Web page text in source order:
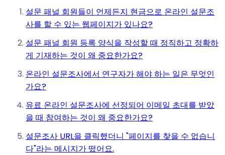
설문 패널 회원들이 언제든지 현금으로 온라인 설문조
사를 할 수 있는 웹페이지가 있나요?
설문 패널 회원 등록 양식을 작성할 때 정직하고 정확하
게 기재하는 것이 왜 중요한가요?
온라인 설문조사에서 연구자가 해야 하는 일은 무엇인
가요?
유료 온라인 설문조사에 선정되어 이메일 초대를 받았
을 때 참여하는 것이 왜 중요한가요?
설문조사 URL을 클릭했더니 "페이지를 찾을 수 없습니
다"라는 메시지가 떴어요.